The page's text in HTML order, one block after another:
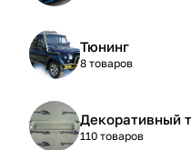
Тюнинг
8 товаров
Декоративный
110 товаров